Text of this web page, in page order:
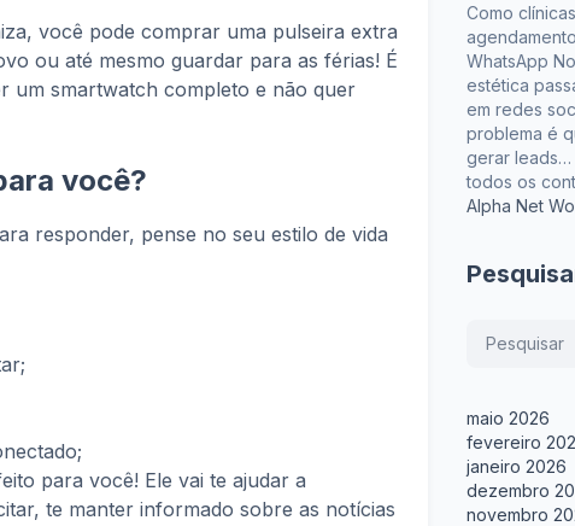
você pode comprar uma pulseira extra
ou até mesmo guardar para as férias! É
um smartwatch completo e não quer
você?
responder, pense no seu estilo de vida
para você! Ele vai te ajudar a
te manter informado sobre as notícias
Como
WhatsApp
estética
em redes
problema é
gerar leads…
todos os
Alpha Net
maio 2026
fevereiro
janeiro 2026
dezembro
novembro